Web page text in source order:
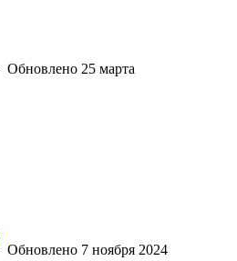
Обновлено 25 марта
Обновлено 7 ноября 2024